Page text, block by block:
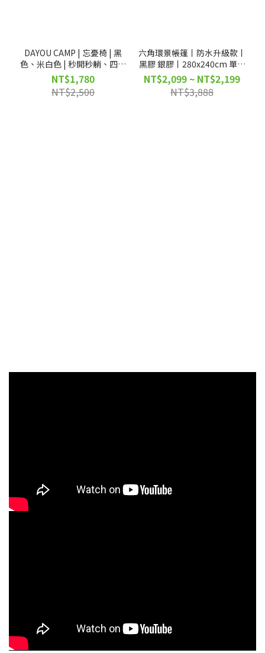
DAYOU CAMP | 忘憂椅 | 黑
色、米白色 | 秒開秒躺、四檔
角度可調節、承重150KG|
D0503118
NT$1,780
NT$2,500
六角環景帳篷丨防水升級款丨
黑膠 銀膠丨280x240cm 單邊
140cm丨D0501012
D0501013
NT$2,099 ~ NT$2,199
NT$3,888